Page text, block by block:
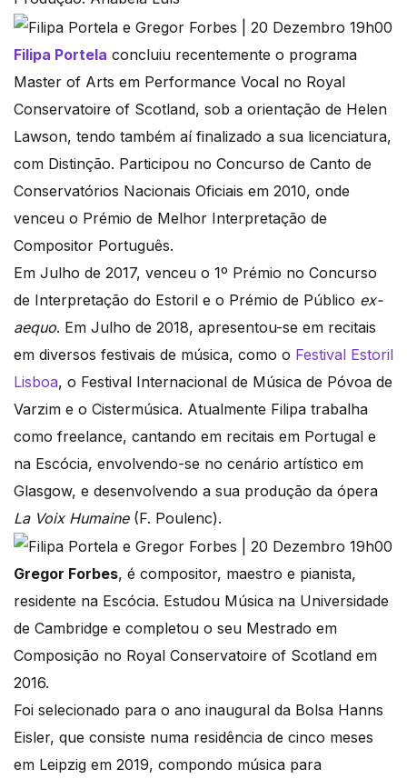
Filipa Portela concluiu recentemente o programa
Master of Arts em Performance Vocal no Royal
Conservatoire of Scotland, sob a orientação de Helen
Lawson, tendo também aí finalizado a sua licenciatura,
com Distinção. Participou no Concurso de Canto de
Conservatórios Nacionais Oficiais em 2010, onde
venceu o Prémio de Melhor Interpretação de
Compositor Português.
Em Julho de 2017, venceu o 1º Prémio no Concurso
de Interpretação do Estoril e o Prémio de Público ex-
aequo. Em Julho de 2018, apresentou-se em recitais
em diversos festivais de música, como o Festival Estoril
Lisboa, o Festival Internacional de Música de Póvoa de
Varzim e o Cistermúsica. Atualmente Filipa trabalha
como freelance, cantando em recitais em Portugal e
na Escócia, envolvendo-se no cenário artístico em
Glasgow, e desenvolvendo a sua produção da ópera
La Voix Humaine(F. Poulenc).
Gregor Forbes, é compositor, maestro e pianista,
residente na Escócia. Estudou Música na Universidade
de Cambridge e completou o seu Mestrado em
Composição no Royal Conservatoire of Scotland em
2016.
Foi selecionado para o ano inaugural da Bolsa Hanns
Eisler, que consiste numa residência de cinco meses
em Leipzig em 2019, compondo música para